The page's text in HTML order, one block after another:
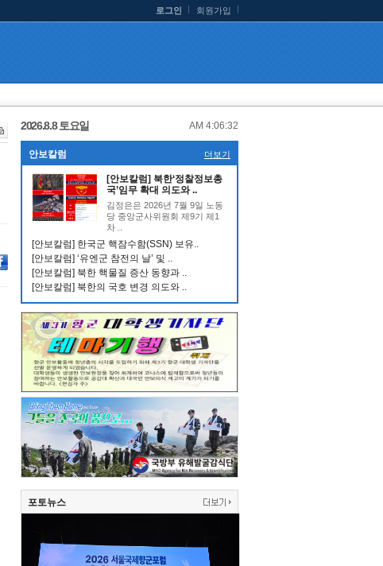
로그인 회원가입
2026.8.8 토요일 AM 4:06:32
안보칼럼 더보기
[안보칼럼] 북한‘정찰정보총
국’임무 확대 의도와 ..
김정은은 2026년 7월 9일 노동
당 중앙군사위원회 제9기 제1
차 ..
[안보칼럼] 한국군 핵잠수함(SSN) 보유..
[안보칼럼] ‘유엔군 참전의 날’ 및 ..
[안보칼럼] 북한 핵물질 증산 동향과 ..
[안보칼럼] 북한의 국호 변경 의도와 ..
포토뉴스